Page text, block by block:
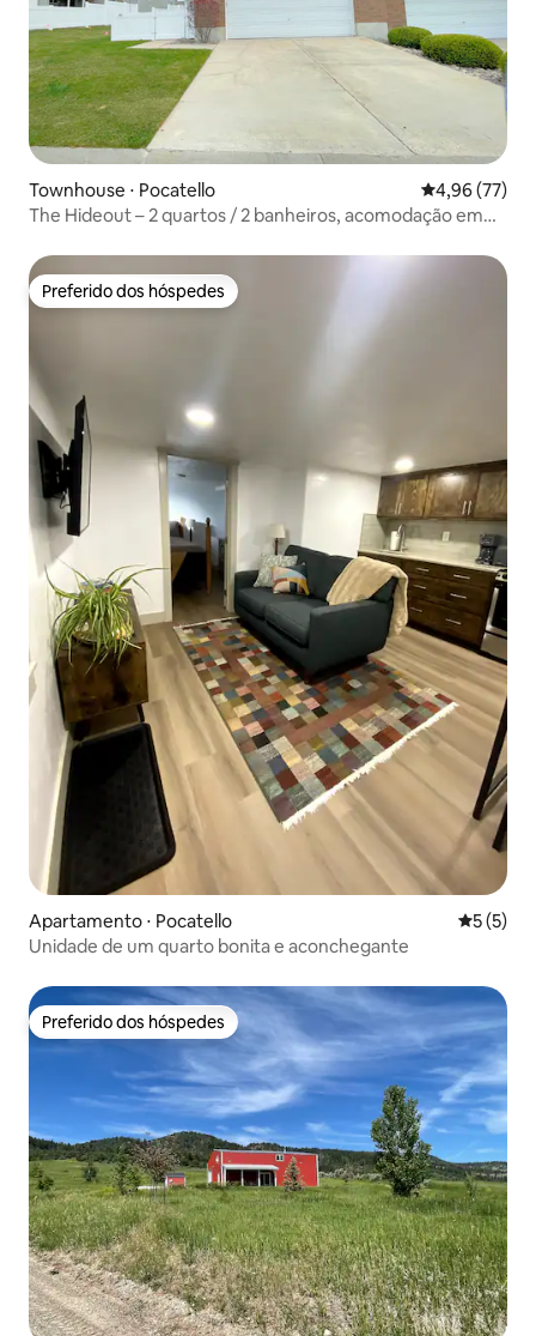
Townhouse ⋅ Pocatello 4,96 de uma
4,96 (77)
The Hideout – 2 quartos / 2 banheiros, acomodação em
Preferido dos hóspedes
Preferido dos hóspedes
Apartamento ⋅ Pocatello 5 de
5 (5)
Unidade de um quarto bonita e aconchegante
Preferido dos hóspedes
Preferido dos hóspedes